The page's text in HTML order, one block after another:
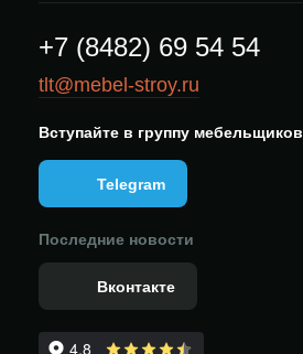
+7 (8482) 69 54 54
tlt@mebel-stroy.ru
Вступайте в группу мебельщиков
Telegram
Последние новости
Вконтакте